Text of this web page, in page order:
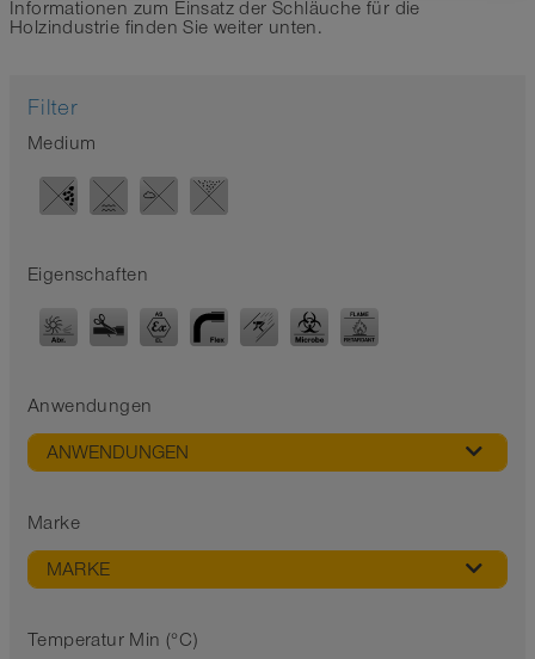
Informationen zum Einsatz der Schläuche für die
Holzindustrie finden Sie weiter unten.
Filter
Medium
Eigenschaften
Anwendungen
ANWENDUNGEN
Marke
MARKE
Temperatur Min (°C)